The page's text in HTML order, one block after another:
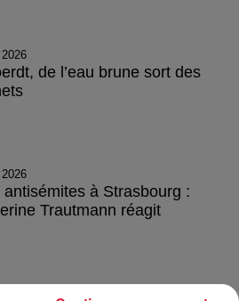
de l’eau brune sort des
antisémites à Strasbourg :
Trautmann réagit